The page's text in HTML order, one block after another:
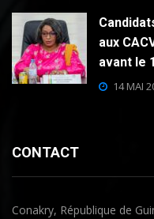
aux
avant le
14 MAI
CONTACT
Conakry, République de